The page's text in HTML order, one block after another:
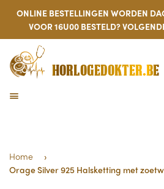
ONLINE BESTELLINGEN WORDEN
VOOR 16U00 BESTELD?
HORLOGEDOKTER.BE
Home
›
Orage Silver 925 Halsketting met